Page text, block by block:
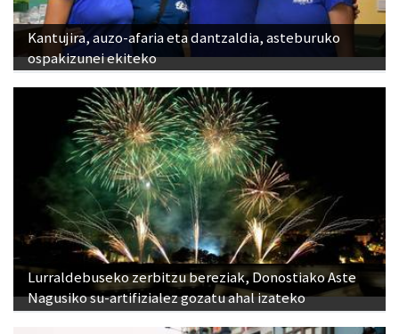
Kantujira, auzo-afaria eta dantzaldia, asteburuko
ospakizunei ekiteko
Lurraldebuseko zerbitzu bereziak, Donostiako Aste
Nagusiko su-artifizialez gozatu ahal izateko